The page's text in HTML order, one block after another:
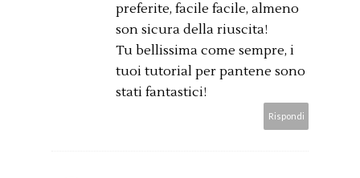
preferite, facile facile, almeno
son sicura della riuscita!
Tu bellissima come sempre, i
tuoi tutorial per pantene sono
stati fantastici!
Rispondi